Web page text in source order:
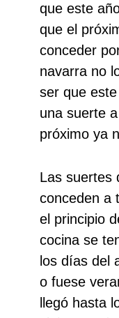
que este
que el
conceder
navarra no
ser que
una suerte
próximo ya
Las suertes
conceden a
el principio
cocina se
los días del
o fuese
llegó hasta